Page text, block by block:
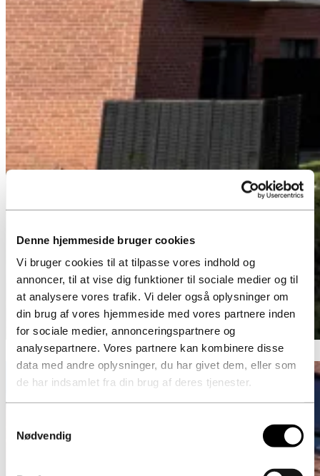
Denne hjemmeside bruger cookies
Vi bruger cookies til at tilpasse vores indhold og
annoncer, til at vise dig funktioner til sociale medier og til
at analysere vores trafik. Vi deler også oplysninger om
din brug af vores hjemmeside med vores partnere inden
for sociale medier, annonceringspartnere og
analysepartnere. Vores partnere kan kombinere disse
data med andre oplysninger, du har givet dem, eller som
de har indsamlet fra din brug af deres tjenester.
Nødvendig